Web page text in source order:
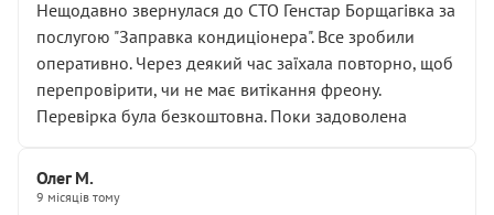
Нещодавно звернулася до СТО Генстар Борщагівка за
послугою "Заправка кондиціонера". Все зробили
оперативно. Через деякий час заїхала повторно, щоб
перепровірити, чи не має витікання фреону.
Перевірка була безкоштовна. Поки задоволена
Олег М.
9 місяців тому